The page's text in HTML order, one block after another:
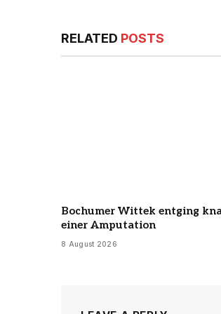
RELATED POSTS
Bochumer Wittek entging
einer Amputation
8 August 2026